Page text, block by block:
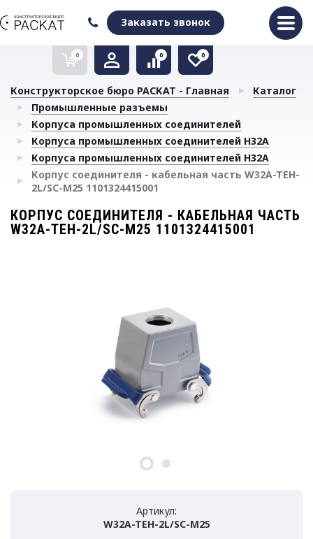
Заказать звонок
0
Очистить список сравнения
0
Очистить избранное
0
Конструкторское бюро РАСКАТ - Главная
Каталог
Промышленные разъемы
Корпуса промышленных соединителей
Корпуса промышленных соединителей H32A
Корпуса промышленных соединителей H32A
Корпус соединителя - кабельная часть W32A-TEH-
2L/SC-M25 1101324415001
КОРПУС СОЕДИНИТЕЛЯ - КАБЕЛЬНАЯ ЧАСТЬ
W32A-TEH-2L/SC-M25 1101324415001
Артикул:
W32A-TEH-2L/SC-M25